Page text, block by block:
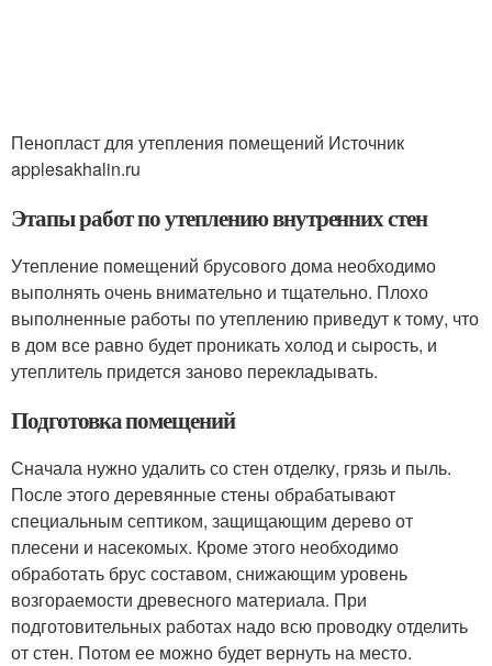
Пенопласт для утепления помещений Источник
applesakhalin.ru
Этапы работ по утеплению внутренних стен
Утепление помещений брусового дома необходимо
выполнять очень внимательно и тщательно. Плохо
выполненные работы по утеплению приведут к тому, что
в дом все равно будет проникать холод и сырость, и
утеплитель придется заново перекладывать.
Подготовка помещений
Сначала нужно удалить со стен отделку, грязь и пыль.
После этого деревянные стены обрабатывают
специальным септиком, защищающим дерево от
плесени и насекомых. Кроме этого необходимо
обработать брус составом, снижающим уровень
возгораемости древесного материала. При
подготовительных работах надо всю проводку отделить
от стен. Потом ее можно будет вернуть на место.